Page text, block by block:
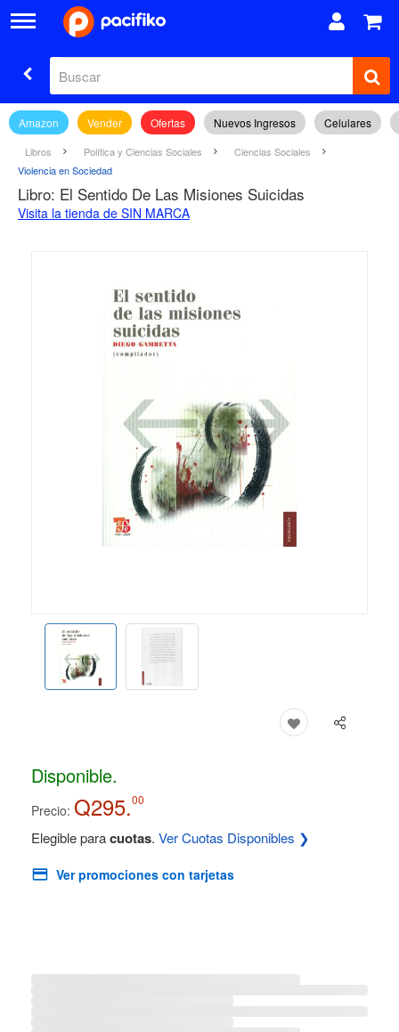
Amazon Vender Ofertas Nuevos Ingresos Celulares
Libros Política y Ciencias Sociales
Ciencias Sociales
Violencia en Sociedad
Libro: El Sentido De Las Misiones Suicidas
Visita la tienda de SIN MARCA
Disponible.
Precio: Q295.00
Elegible paracuotas. Ver Cuotas Disponibles ❯
Ver promociones con tarjetas